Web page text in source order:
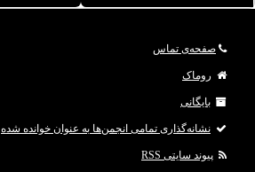
صفحه‌ی تماس
روماک
بایگانی
نشانه‌گذاری تمامی انجمن‌ها به عنوان خوانده شده
پیوند سایتی RSS